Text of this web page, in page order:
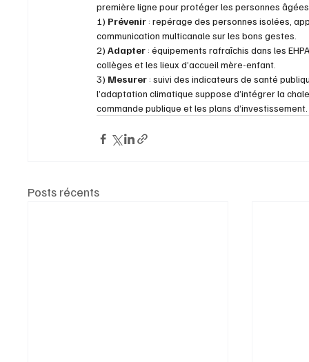
première ligne pour protéger les personnes
1) Prévenir : repérage des personnes isolées,
communication multicanale sur les bons gestes.
2) Adapter : équipements rafraîchis dans les
collèges et les lieux d’accueil mère-enfant.
3) Mesurer : suivi des indicateurs de santé
l’adaptation climatique suppose d’intégrer la
commande publique et les plans
Posts récents